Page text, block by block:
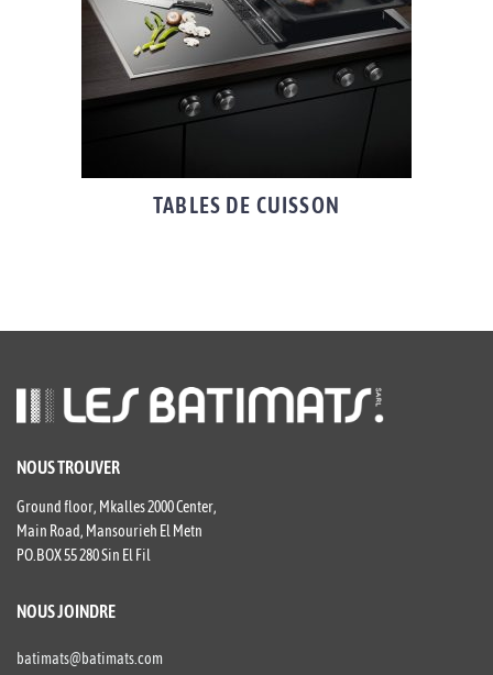
TABLES DE CUISSON
NOUS TROUVER
Ground floor, Mkalles 2000 Center,
Main Road, Mansourieh El Metn
PO.BOX 55 280 Sin El Fil
NOUS JOINDRE
batimats@batimats.com